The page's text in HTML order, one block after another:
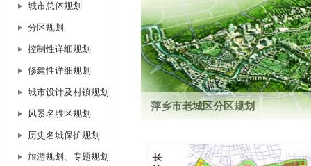
城市总体规划
分区规划
控制性详细规划
修建性详细规划
城市设计及村镇规划
风景名胜区规划
历史名城保护规划
旅游规划、专题规划
萍乡市老城区分区规划